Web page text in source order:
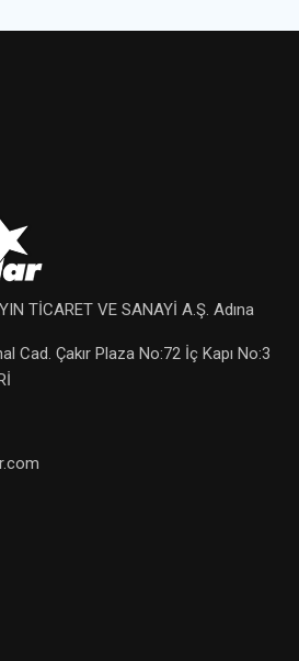
TİCARET VE SANAYİ A.Ş. Adına
Cad. Çakır Plaza No:72 İç Kapı No:3